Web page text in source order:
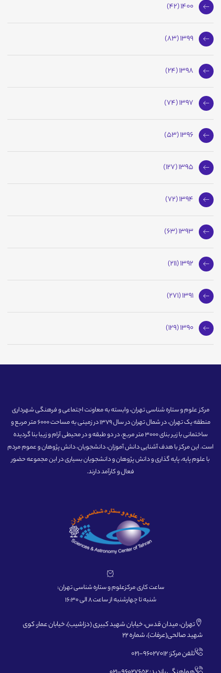
1400 (42)
1399 (83)
1398 (24)
1397 (74)
1396 (53)
1395 (127)
1394 (72)
1393 (63)
1392 (211)
1391 (271)
1390 (129)
مرکز علوم و ستاره شناسی تهران، وابسته به معاونت اجتماعی و فرهنگی شهرداری
منطقه یک تهران، در شمال تهران در سال 1379 در زمینی به مساحت 6000 متر مربع و
ساختمانی با زیر بنای 3000 متر مربع، در دو طبقه و در محیطی آرام و زیبا بنا گردیده
است. این مرکز با هدف آشنایی دانش آموزان، دانشجویان، دانش پژوهان و عموم مردم
با علوم پایه، پایه گذاری و دانش پژوهان و دانشجویان بسیاری در این مجموعه حضور
فعال و کارآمد دارند.
ساعت کاری مرکزعلوم و ستاره شناسی تهران:
شنبه تا چهارشنبه از ساعت 8 الی 16:30
تهران، میدان قدس، خیابان شهید کبیری (دزاشیب)، خیابان عمار، کوی
شهید صالحی(عرفات)، شماره 22
تلفن مرکز: 96027012-021